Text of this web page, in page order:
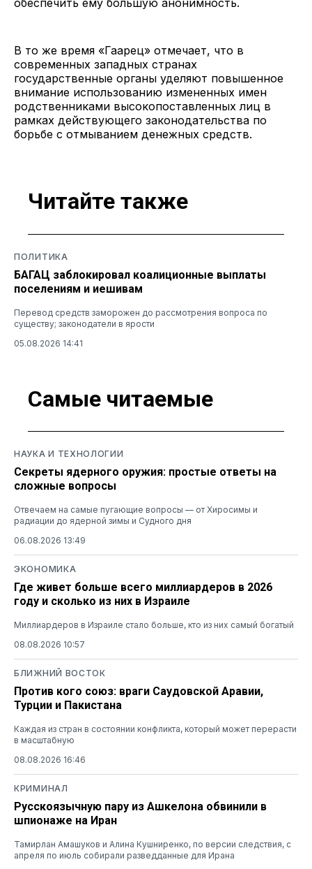
В то же время «Гаарец» отмечает, что в
современных западных странах
государственные органы уделяют повышенное
внимание использованию измененных имен
родственниками высокопоставленных лиц в
рамках действующего законодательства по
борьбе с отмыванием денежных средств.
Читайте также
ПОЛИТИКА
БАГАЦ заблокировал коалиционные выплаты
поселениям и иешивам
Перевод средств заморожен до рассмотрения вопроса по
существу; законодатели в ярости
05.08.2026 14:41
Самые читаемые
НАУКА И ТЕХНОЛОГИИ
Секреты ядерного оружия: простые ответы на
сложные вопросы
Отвечаем на самые пугающие вопросы — от Хиросимы и
радиации до ядерной зимы и Судного дня
06.08.2026 13:49
ЭКОНОМИКА
Где живет больше всего миллиардеров в 2026
году и сколько из них в Израиле
Миллиардеров в Израиле стало больше, кто из них самый богатый
08.08.2026 10:57
БЛИЖНИЙ ВОСТОК
Против кого союз: враги Саудовской Аравии,
Турции и Пакистана
Каждая из стран в состоянии конфликта, который может перерасти
в масштабную
08.08.2026 16:46
КРИМИНАЛ
Русскоязычную пару из Ашкелона обвинили в
шпионаже на Иран
Тамирлан Амашуков и Алина Кушниренко, по версии следствия, с
апреля по июль собирали разведданные для Ирана